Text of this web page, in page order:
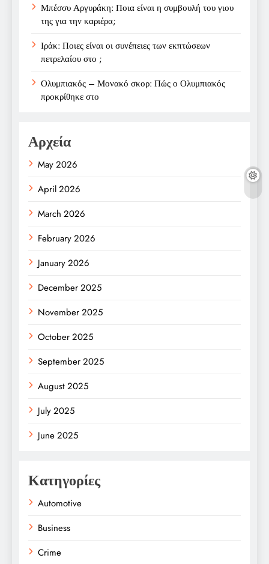
Μπέσσυ Αργυράκη: Ποια είναι η συμβουλή του γιου
της για την καριέρα;
Ιράκ: Ποιες είναι οι συνέπειες των εκπτώσεων
πετρελαίου στο ;
Ολυμπιακός – Μονακό σκορ: Πώς ο Ολυμπιακός
προκρίθηκε στο
Αρχεία
May 2026
April 2026
March 2026
February 2026
January 2026
December 2025
November 2025
October 2025
September 2025
August 2025
July 2025
June 2025
Κατηγορίες
Automotive
Business
Crime